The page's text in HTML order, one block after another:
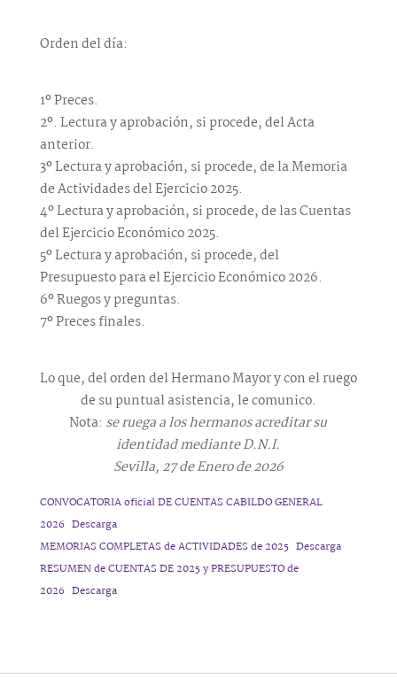
Orden del día:
1º Preces.
2º. Lectura y aprobación, si procede, del Acta
anterior.
3º Lectura y aprobación, si procede, de la Memoria
de Actividades del Ejercicio 2025.
4º Lectura y aprobación, si procede, de las Cuentas
del Ejercicio Económico 2025.
5º Lectura y aprobación, si procede, del
Presupuesto para el Ejercicio Económico 2026.
6º Ruegos y preguntas.
7º Preces finales.
Lo que, del orden del Hermano Mayor y con el ruego
de su puntual asistencia, le comunico.
Nota: se ruega a los hermanos acreditar su
identidad mediante D.N.I.
Sevilla, 27 de Enero de 2026
CONVOCATORIA oficial DE CUENTAS CABILDO GENERAL
2026 Descarga
MEMORIAS COMPLETAS de ACTIVIDADES de 2025 Descarga
RESUMEN de CUENTAS DE 2025 y PRESUPUESTO de
2026 Descarga